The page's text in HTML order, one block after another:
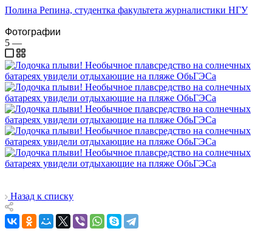
Полина Репина, студентка факультета журналистики НГУ
Фотографии
5 —
Назад к списку